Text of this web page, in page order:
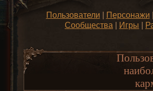
Пользователи | Персонажи
Сообщества | Игры |